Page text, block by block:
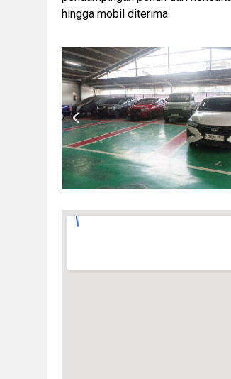
hingga mobil diterima.